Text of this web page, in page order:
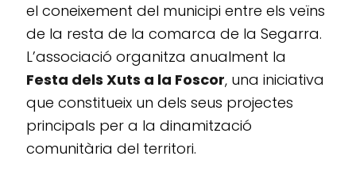
el coneixement del municipi entre els veïns
de la resta de la comarca de la Segarra.
L’associació organitza anualment la
Festa dels Xuts a la Foscor, una iniciativa
que constitueix un dels seus projectes
principals per a la dinamització
comunitària del territori.